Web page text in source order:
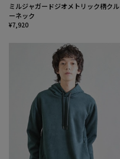
ミルジャガードジオメトリック柄クル
ーネック
¥7,920